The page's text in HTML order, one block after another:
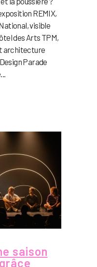
REMIX,
visible
des Arts TPM,
architecture
Parade
saison